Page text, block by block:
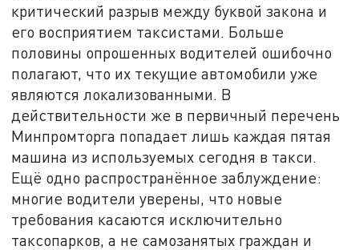
критический разрыв между буквой закона и
его восприятием таксистами. Больше
половины опрошенных водителей ошибочно
полагают, что их текущие автомобили уже
являются локализованными. В
действительности же в первичный перечень
Минпромторга попадает лишь каждая пятая
машина из используемых сегодня в такси.
Ещё одно распространённое заблуждение:
многие водители уверены, что новые
требования касаются исключительно
таксопарков, а не самозанятых граждан и